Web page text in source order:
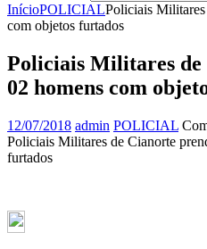
InícioPOLICIALPoliciais
com objetos furtados
Policiais Militares
02 homens com
12/07/2018 admin POLICIAL
Policiais Militares de Cianorte
furtados